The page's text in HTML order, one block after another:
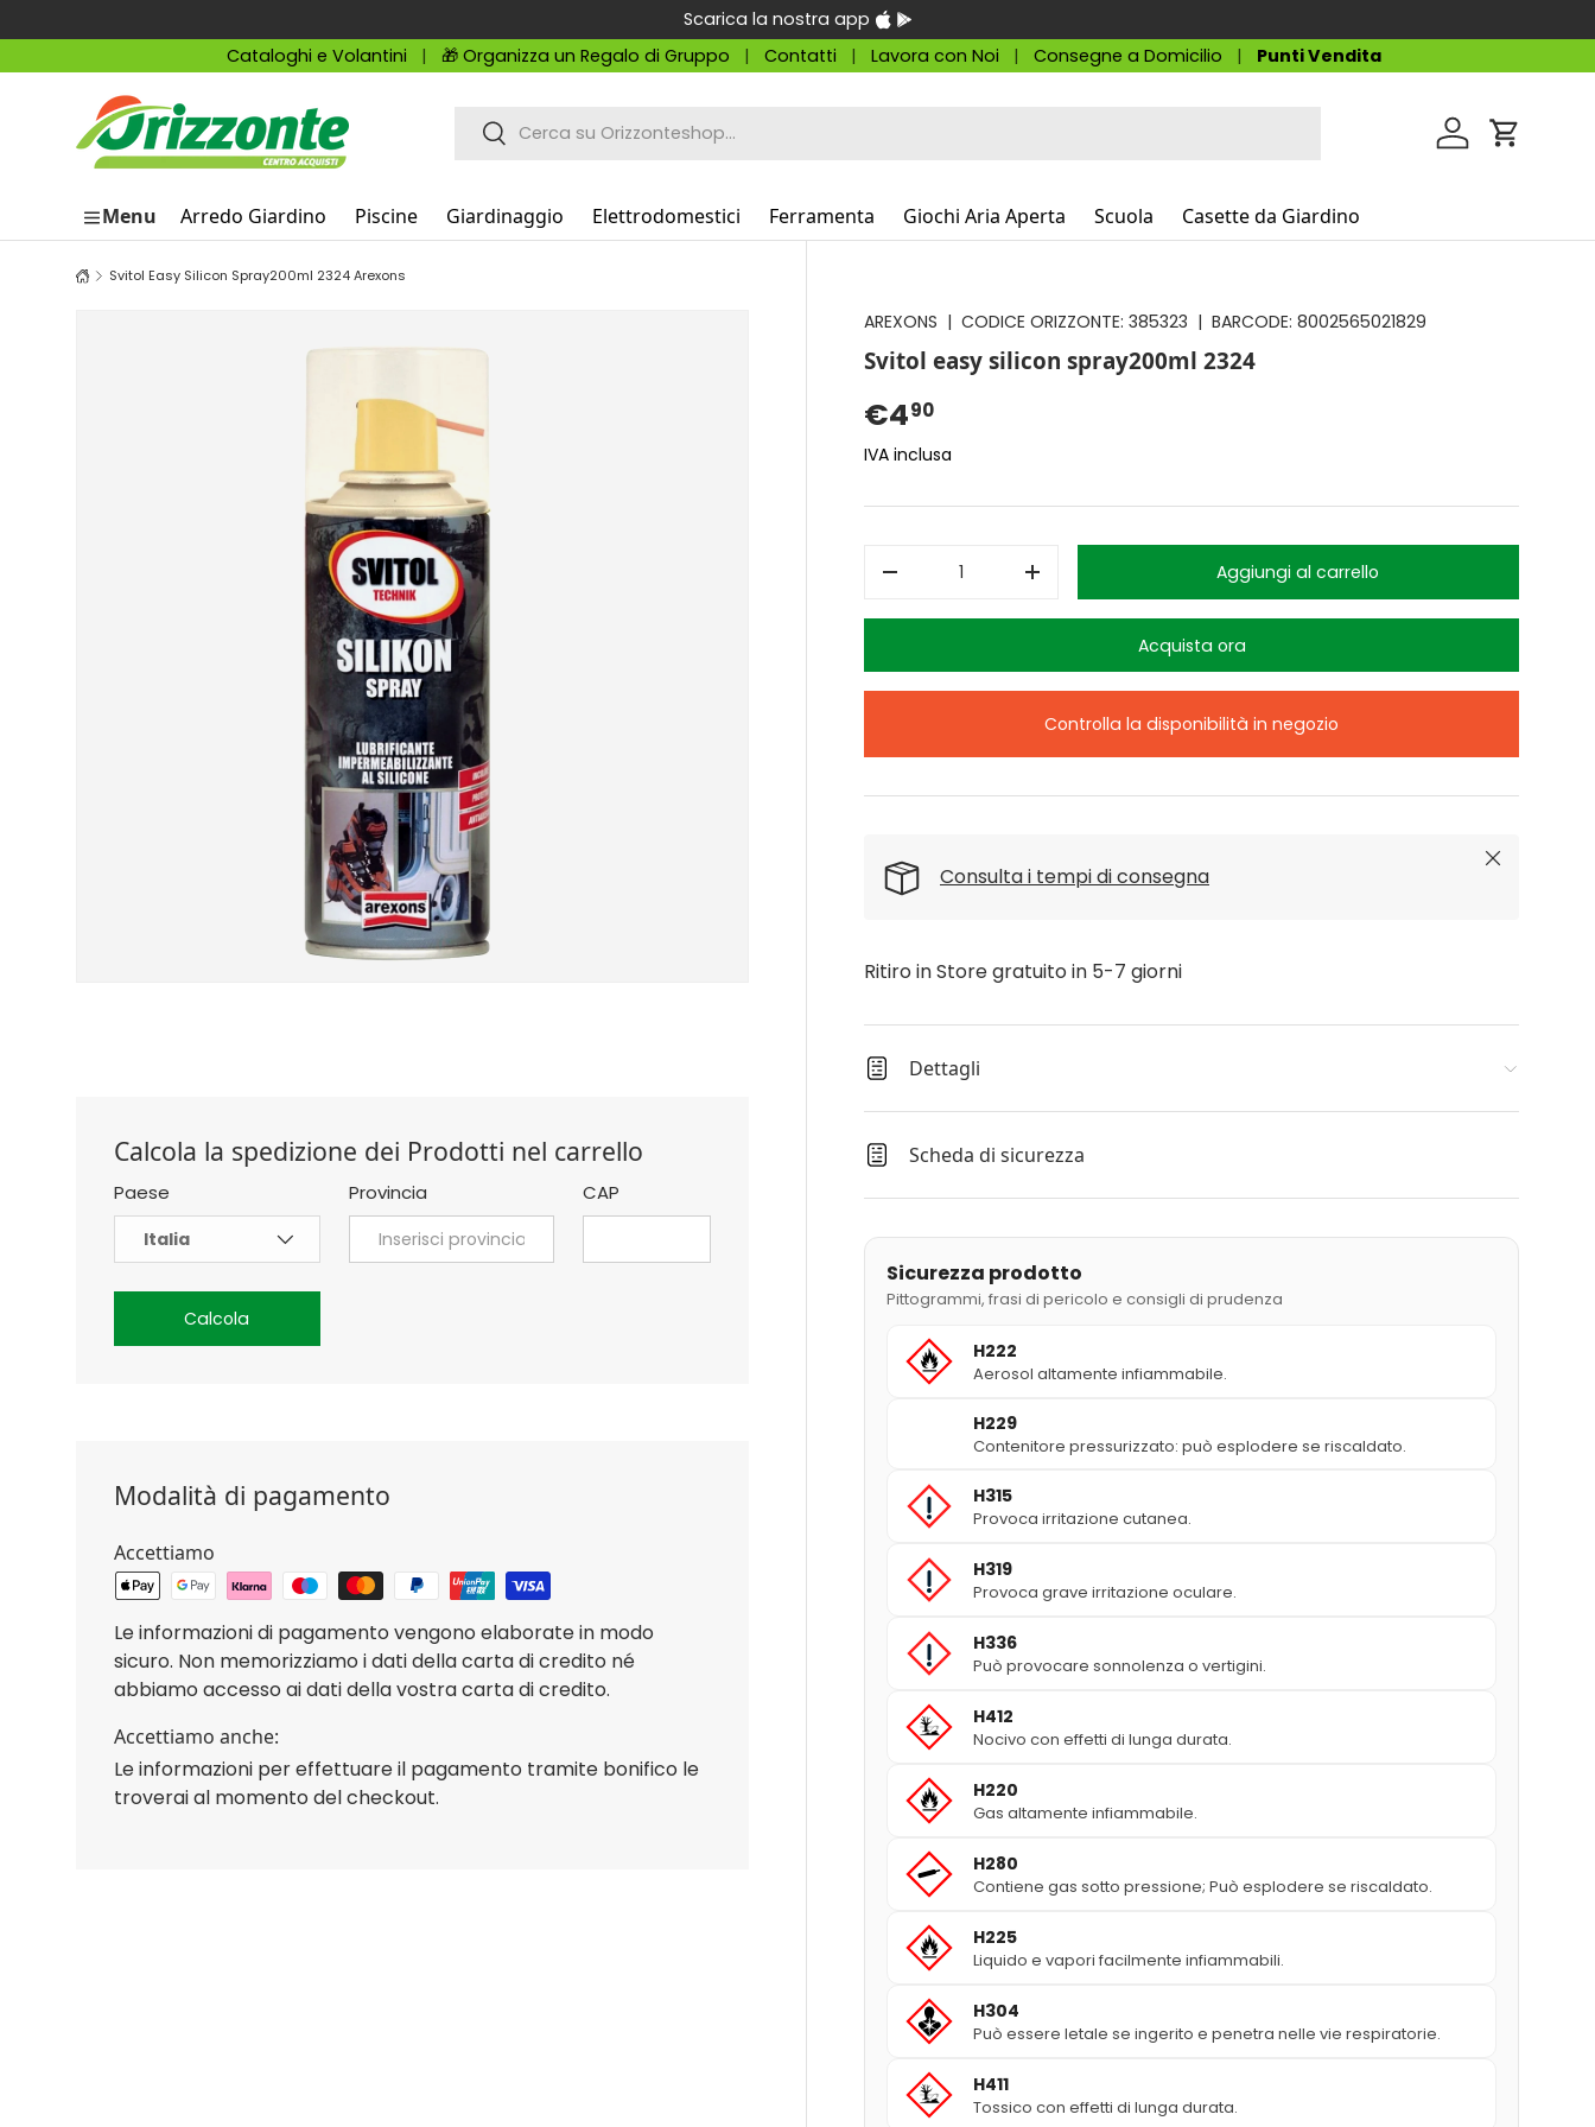
Passa ai contenuti
Scarica la nostra app
Cataloghi e Volantini
🎁 Organizza un Regalo di Gruppo Contatti Lavora con Noi Consegne a Domicilio Punti Vendita
Cerca
Cerca AccediCarrello
Menu Arredo Giardino Piscine Giardinaggio Elettrodomestici Ferramenta Giochi Aria Aperta Scuola Casette da Giardino
Svitol Easy Silicon Spray200ml 2324 Arexons
AREXONS | CODICE ORIZZONTE: 385323 | BARCODE: 8002565021829
Svitol easy silicon spray200ml 2324
€490
IVA inclusa
-
+ Aggiungi al carrello
Acquista ora
Controlla la disponibilità in negozio
Consulta i tempi di consegna
Chiudi
Ritiro in Store gratuito in 5-7 giorni
Dettagli
Scheda di sicurezza
Sicurezza prodotto
Pittogrammi, frasi di pericolo e consigli di prudenza
H222
Aerosol altamente infiammabile.
H229
Contenitore pressurizzato: può esplodere se riscaldato.
H315
Provoca irritazione cutanea.
H319
Provoca grave irritazione oculare.
H336
Può provocare sonnolenza o vertigini.
H412
Nocivo con effetti di lunga durata.
H220
Gas altamente infiammabile.
H280
Contiene gas sotto pressione; Può esplodere se riscaldato.
H225
Liquido e vapori facilmente infiammabili.
H304
Può essere letale se ingerito e penetra nelle vie respiratorie.
H411
Tossico con effetti di lunga durata.
Calcola la spedizione dei Prodotti nel carrello
Paese Provincia CAP
Calcola
Modalità di pagamento
Accettiamo
Le informazioni di pagamento vengono elaborate in modo
sicuro. Non memorizziamo i dati della carta di credito né
abbiamo accesso ai dati della vostra carta di credito.
Accettiamo anche:
Le informazioni per effettuare il pagamento tramite bonifico le
troverai al momento del checkout.